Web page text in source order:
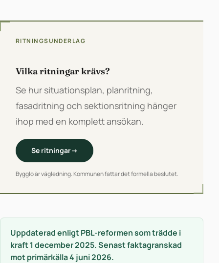
RITNINGSUNDERLAG
Vilka ritningar krävs?
Se hur situationsplan, planritning,
fasadritning och sektionsritning hänger
ihop med en komplett ansökan.
Se ritningar→
Bygglo är vägledning. Kommunen fattar det formella beslutet.
Uppdaterad enligt PBL-reformen som trädde i
kraft 1 december 2025. Senast faktagranskad
mot primärkälla 4 juni 2026.